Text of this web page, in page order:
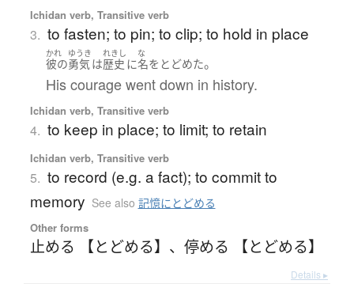
Ichidan verb, Transitive verb
3. to fasten; to pin; to clip; to hold in place
かれ
彼の
ゆうき
勇気 は
れきし
歴史 に
な
名を とどめた。
His courage went down in history.
Ichidan verb, Transitive verb
4. to keep in place; to limit; to retain
Ichidan verb, Transitive verb
5. to record (e.g. a fact); to commit to
memory See also 記憶にとどめる
Other forms
止める 【とどめる】 、 停める 【とどめる】
Details ▸